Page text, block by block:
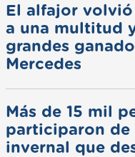
El alfajor
a una multitud
grandes
Mercedes
Más de 15 mil
participaron de
invernal que